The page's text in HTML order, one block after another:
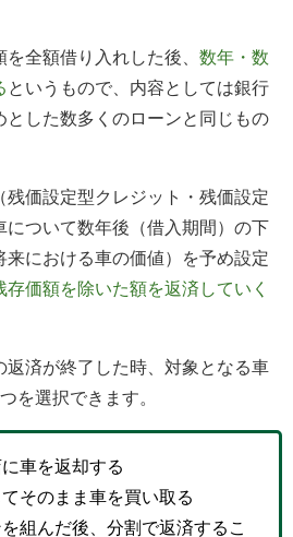
全額借り入れした後、 数年・数
というもので、内容としては銀行
とした数多くのローンと同じもの
価設定型クレジット・残価設定
について数年後（借入期間）の下
来における車の価値）を予め設定
存価額を除いた額を返済していく
返済が終了した時、対象となる車
を選択できます。
車を返却する
そのまま車を買い取る
組んだ後、分割で返済するこ